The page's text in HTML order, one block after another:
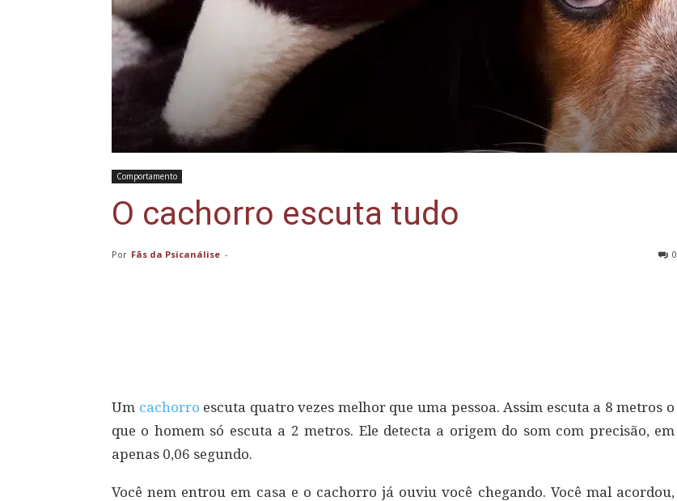
Comportamento
O cachorro escuta tudo
Por Fãs da Psicanálise - 0
Um cachorro escuta quatro vezes melhor que uma pessoa. Assim escuta a 8 metros o
que o homem só escuta a 2 metros. Ele detecta a origem do som com precisão, em
apenas 0,06 segundo.
Você nem entrou em casa e o cachorro já ouviu você chegando. Você mal acordou,